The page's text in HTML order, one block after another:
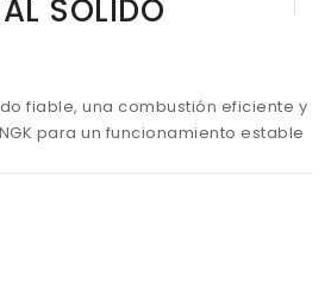
SOLIDO
fiable, una combustión eficiente y
para un funcionamiento estable